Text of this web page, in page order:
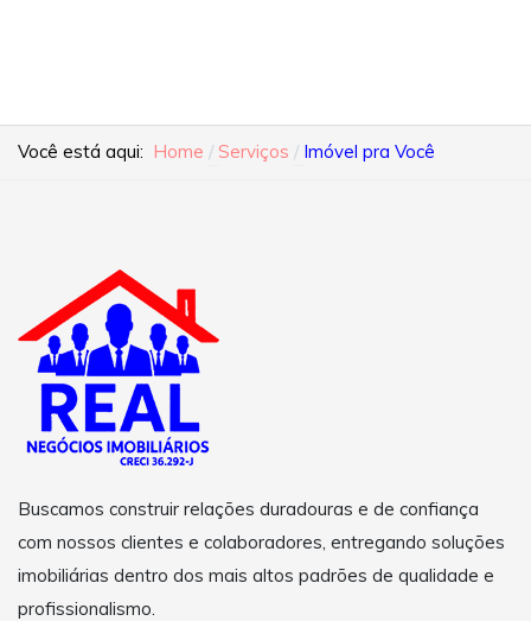
Você está aqui: Home Serviços Imóvel pra Você
Buscamos construir relações duradouras e de confiança
com nossos clientes e colaboradores, entregando soluções
imobiliárias dentro dos mais altos padrões de qualidade e
profissionalismo.